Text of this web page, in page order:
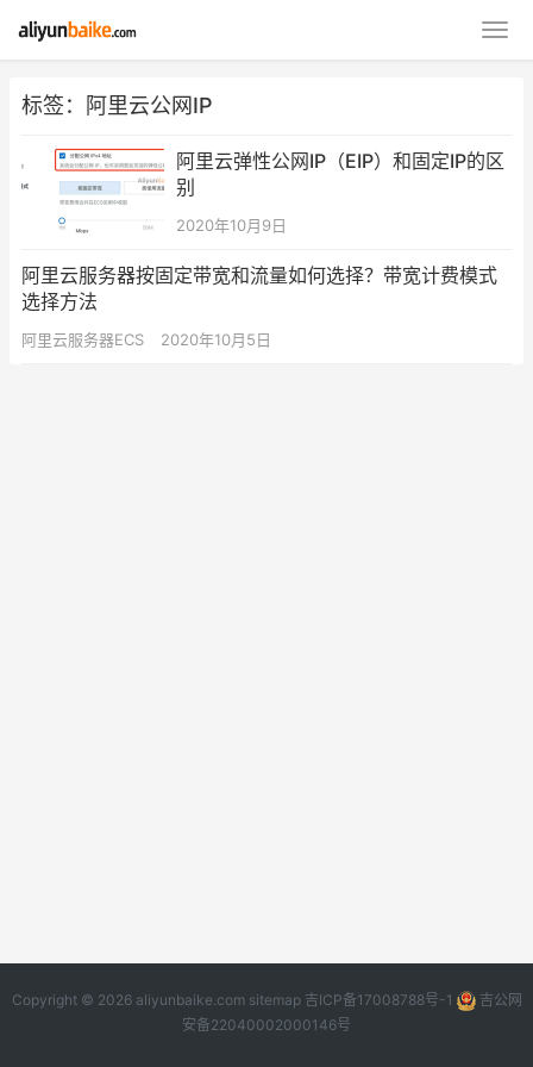
标签：阿里云公网IP
阿里云弹性公网IP（EIP）和固定IP的区
别
2020年10月9日
阿里云服务器按固定带宽和流量如何选择？带宽计费模式
选择方法
阿里云服务器ECS 2020年10月5日
Copyright © 2026 aliyunbaike.com sitemap 吉ICP备17008788号-1
吉公网
安备22040002000146号